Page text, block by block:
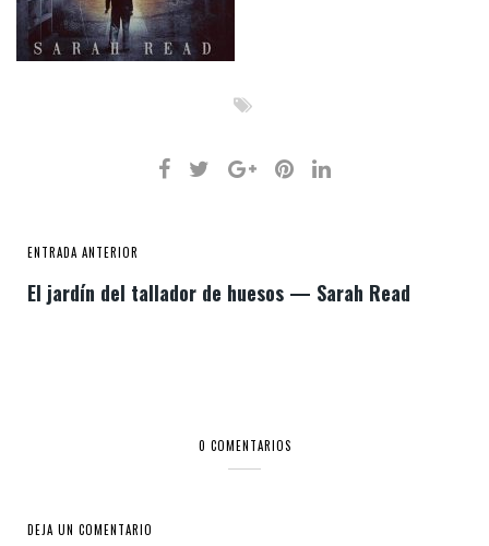
ENTRADA ANTERIOR
El jardín del tallador de huesos — Sarah Read
0 COMENTARIOS
DEJA UN COMENTARIO